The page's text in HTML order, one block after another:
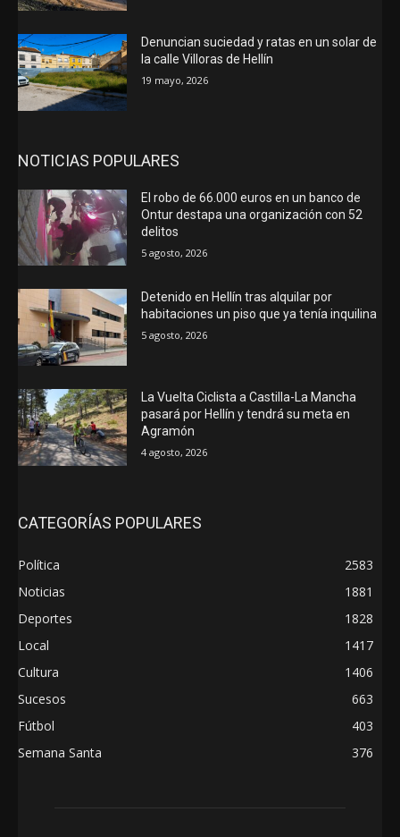
Denuncian suciedad y ratas en un solar de
la calle Villoras de Hellín
19 mayo, 2026
NOTICIAS POPULARES
El robo de 66.000 euros en un banco de
Ontur destapa una organización con 52
delitos
5 agosto, 2026
Detenido en Hellín tras alquilar por
habitaciones un piso que ya tenía inquilina
5 agosto, 2026
La Vuelta Ciclista a Castilla-La Mancha
pasará por Hellín y tendrá su meta en
Agramón
4 agosto, 2026
CATEGORÍAS POPULARES
Política
2583
Noticias
1881
Deportes
1828
Local
1417
Cultura
1406
Sucesos
663
Fútbol
403
Semana Santa
376